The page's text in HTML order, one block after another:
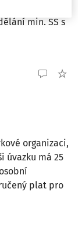
min. SŠ s
organizaci,
úvazku má 25
plat pro